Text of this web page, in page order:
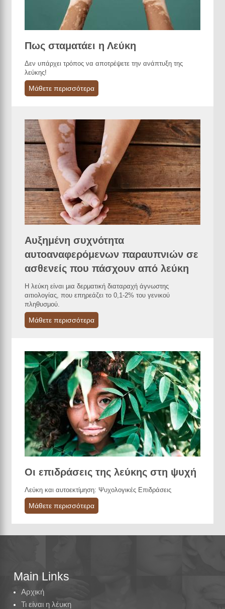
Πως σταματάει η Λεύκη
Δεν υπάρχει τρόπος να αποτρέψετε την ανάπτυξη της
λεύκης!
Μάθετε περισσότερα
Αυξημένη συχνότητα
αυτοαναφερόμενων παραυπνιών σε
ασθενείς που πάσχουν από λεύκη
Η λεύκη είναι μια δερματική διαταραχή άγνωστης
αιτιολογίας, που επηρεάζει το 0,1-2% του γενικού
πληθυσμού.
Μάθετε περισσότερα
Οι επιδράσεις της λεύκης στη ψυχή
Λεύκη και αυτοεκτίμηση: Ψυχολογικές Επιδράσεις
Μάθετε περισσότερα
Main Links
Αρχική
Τι είναι η λέυκη